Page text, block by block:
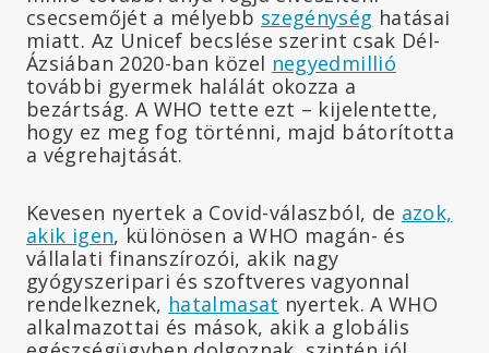
csecsemőjét a mélyebb szegénység hatásai
miatt. Az Unicef becslése szerint csak Dél-
Ázsiában 2020-ban közel negyedmillió
további gyermek halálát okozza a
bezártság. A WHO tette ezt – kijelentette,
hogy ez meg fog történni, majd bátorította
a végrehajtását.
Kevesen nyertek a Covid-válaszból, de azok,
akik igen, különösen a WHO magán- és
vállalati finanszírozói, akik nagy
gyógyszeripari és szoftveres vagyonnal
rendelkeznek, hatalmasat nyertek. A WHO
alkalmazottai és mások, akik a globális